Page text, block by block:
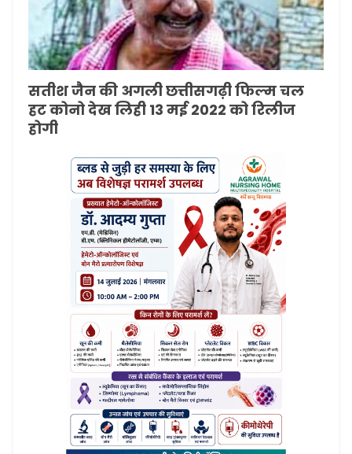
सतीश जैन की अगली छत्तीसगढ़ी फिल्म चल
हट कोनो देख लिही 13 मई 2022 को रिलीज
होगी